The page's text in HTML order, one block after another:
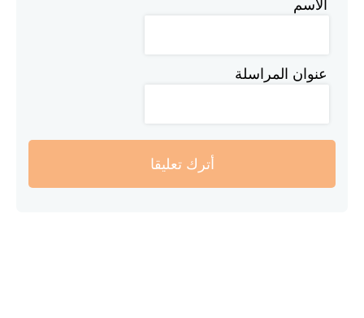
الاسم
عنوان المراسلة
أترك تعليقا